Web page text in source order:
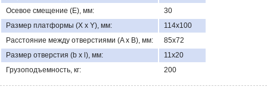
Осевое смещение (E), мм:
30
Размер платформы (X x Y), мм:
114х100
Расстояние между отверстиями (A x B), мм:
85х72
Размер отверстия (b x l), мм:
11х20
Грузоподъемность, кг:
200